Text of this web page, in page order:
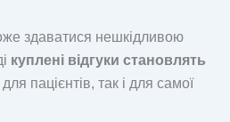
здаватися нешкідливою
куплені відгуки становлять
пацієнтів, так і для самої